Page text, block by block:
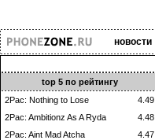
новости|
top 5 по рейтингу
2Pac: Nothing to Lose
4.49
2Pac: Ambitionz As A Ryda
4.48
2Pac: Aint Mad Atcha
4.47